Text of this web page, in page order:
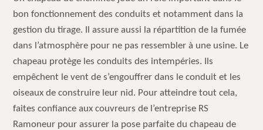
bon fonctionnement des conduits et notamment dans la
gestion du tirage. Il assure aussi la répartition de la fumée
dans l’atmosphère pour ne pas ressembler à une usine. Le
chapeau protège les conduits des intempéries. Ils
empêchent le vent de s’engouffrer dans le conduit et les
oiseaux de construire leur nid. Pour atteindre tout cela,
faites confiance aux couvreurs de l’entreprise RS
Ramoneur pour assurer la pose parfaite du chapeau de